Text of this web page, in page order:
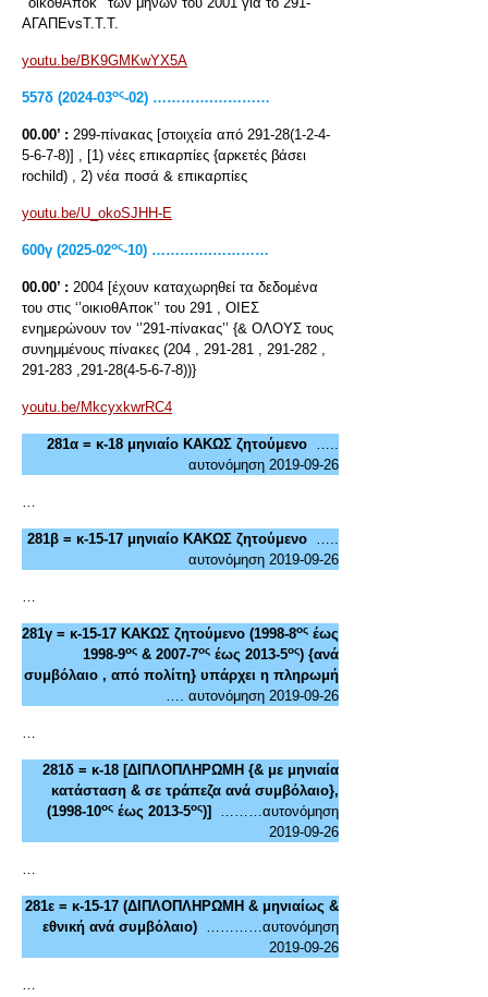
ΑΓΑΠΕvsΤ.Τ.Τ.
youtu.be/BK9GMKwYX5A
557δ (2024-03ος-02) ………….…………
00.00’ : 299-πίνακας [στοιχεία από 291-28(1-2-4-
5-6-7-8)] , [1) νέες επικαρπίες {αρκετές βάσει
rochild) , 2) νέα ποσά & επικαρπίες
youtu.be/U_okoSJHH-E
600γ (2025-02ος-10) ………….…………
00.00’ : 2004 [έχουν καταχωρηθεί τα δεδομένα
του στις ‘’οικιοθΑποκ’’ του 291 , ΟΙΕΣ
ενημερώνουν τον ‘’291-πίνακας’’ {& ΟΛΟΥΣ τους
συνημμένους πίνακες (204 , 291-281 , 291-282 ,
291-283 ,291-28(4-5-6-7-8))}
youtu.be/MkcyxkwrRC4
281α = κ-18 μηνιαίο ΚΑΚΩΣ ζητούμενο …..
αυτονόμηση 2019-09-26
…
281β =κ-15-17 μηνιαίο ΚΑΚΩΣ ζητούμενο …..
αυτονόμηση 2019-09-26
…
281γ = κ-15-17 ΚΑΚΩΣ ζητούμενο (1998-8ος έως
1998-9ος & 2007-7ος έως 2013-5ος) {ανά
συμβόλαιο , από πολίτη} υπάρχει η πληρωμή
…. αυτονόμηση 2019-09-26
…
281δ = κ-18 [ΔΙΠΛΟΠΛΗΡΩΜΗ {& με μηνιαία
κατάσταση & σε τράπεζα ανά συμβόλαιο},
(1998-10ος έως 2013-5ος)] ………αυτονόμηση
2019-09-26
…
281ε = κ-15-17 (ΔΙΠΛΟΠΛΗΡΩΜΗ & μηνιαίως &
εθνική ανά συμβόλαιο) …………αυτονόμηση
2019-09-26
…